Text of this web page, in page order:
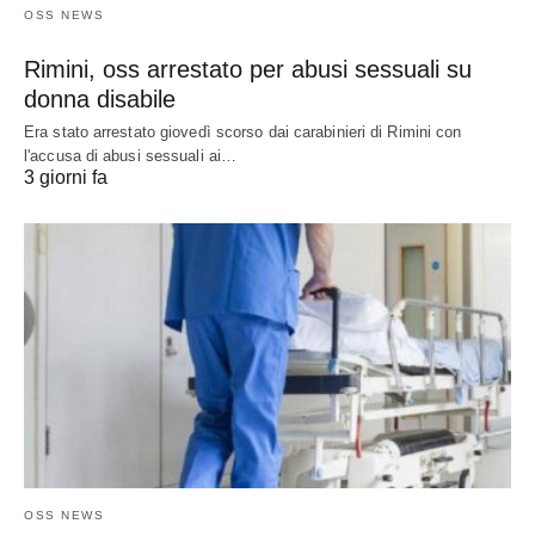
OSS NEWS
Rimini, oss arrestato per abusi sessuali su
donna disabile
Era stato arrestato giovedì scorso dai carabinieri di Rimini con
l'accusa di abusi sessuali ai…
3 giorni fa
OSS NEWS